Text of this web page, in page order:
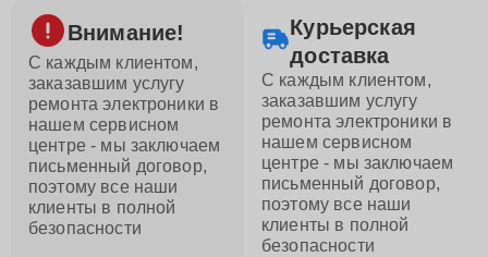
Внимание!
С каждым клиентом,
заказавшим услугу
ремонта электроники в
нашем сервисном
центре - мы заключаем
письменный договор,
поэтому все наши
клиенты в полной
безопасности
Курьерская
доставка
С каждым клиентом,
заказавшим услугу
ремонта электроники в
нашем сервисном
центре - мы заключаем
письменный договор,
поэтому все наши
клиенты в полной
безопасности